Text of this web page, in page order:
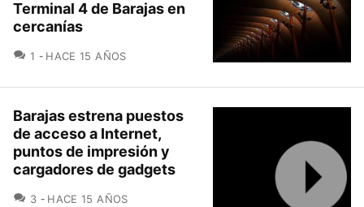
Terminal 4 de Barajas en
cercanías
1 COMENTARIOS
HACE 15 AÑOS
Barajas estrena puestos
de acceso a Internet,
puntos de impresión y
cargadores de gadgets
3 COMENTARIOS
HACE 15 AÑOS